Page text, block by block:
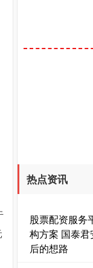
热点资讯
股票配资服务
构方案 国泰
后的想路